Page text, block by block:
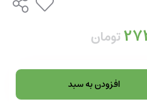
تومان
افزودن به سبد